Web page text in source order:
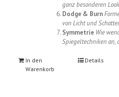
ganz besonderen Look
Dodge & Burn
von Licht und
Symmetrie Wie
Spiegeltechniken an,
In den
Warenkorb
Details